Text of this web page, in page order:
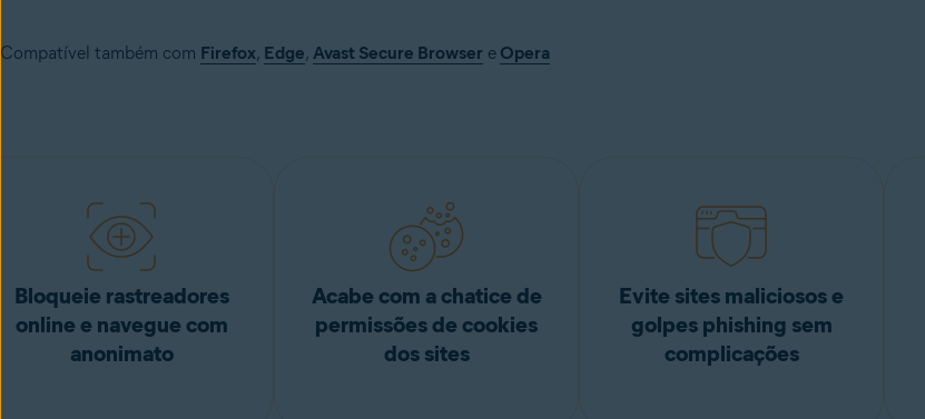
Compatível também com Firefox, Edge, Avast Secure Browser e Opera
Bloqueie rastreadores
online e navegue com
anonimato
Acabe com a chatice de
permissões de cookies
dos sites
Evite sites maliciosos e
golpes phishing sem
complicações